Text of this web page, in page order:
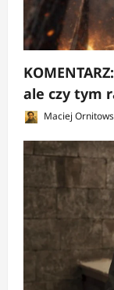
ale czy tym
Maciej